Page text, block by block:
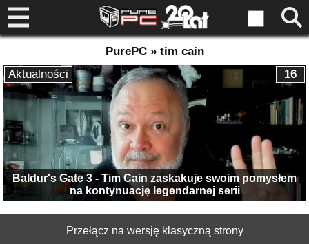
PurePC » tim cain
Baldur's Gate 3 - Tim Cain zaskakuje swoim pomysłem
na kontynuację legendarnej serii
16
Aktualności
Przełącz na wersję klasyczną strony